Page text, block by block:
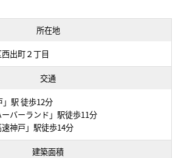
所在地
出町２丁目
交通
駅 徒歩12分
バーランド」駅徒歩11分
神戸」駅徒歩14分
建築面積